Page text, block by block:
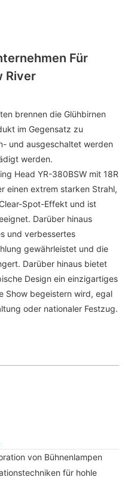
Für
River
brennen die Glühbirnen
im Gegensatz zu
und ausgeschaltet werden
werden.
Head YR-380BSW mit 18R
einen extrem starken Strahl,
Spot-Effekt und ist
Darüber hinaus
und verbessertes
gewährleistet und die
Darüber hinaus bietet
Design ein einzigartiges
Show begeistern wird, egal
oder nationaler Festzug.
von Bühnenlampen
für hohle